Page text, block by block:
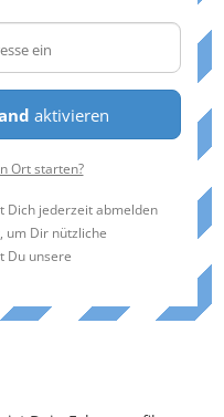
aktivieren
Ort starten?
Dich jederzeit abmelden
um Dir nützliche
Du unsere